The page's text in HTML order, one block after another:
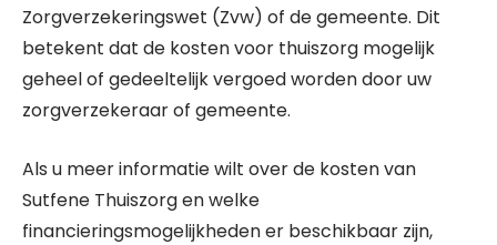
Zorgverzekeringswet (Zvw) of de gemeente. Dit
betekent dat de kosten voor thuiszorg mogelijk
geheel of gedeeltelijk vergoed worden door uw
zorgverzekeraar of gemeente.
Als u meer informatie wilt over de kosten van
Sutfene Thuiszorg en welke
financieringsmogelijkheden er beschikbaar zijn,